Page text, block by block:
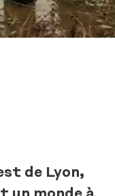
de Lyon,